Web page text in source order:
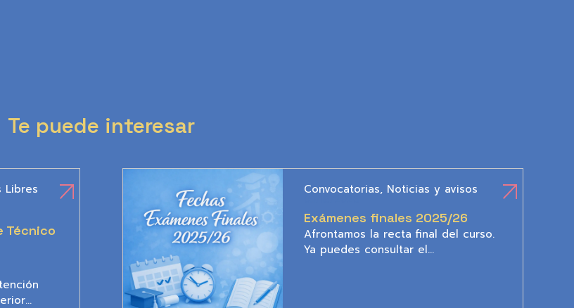
Te puede interesar
Libres
Técnico
Convocatorias, Noticias y avisos
Exámenes finales 2025/26
Afrontamos la recta final del curso.
Ya puedes consultar el…